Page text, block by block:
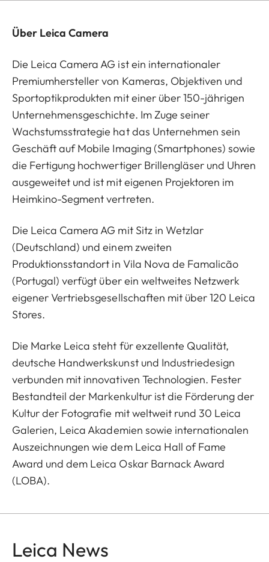
Über Leica Camera
Die Leica Camera AG ist ein internationaler
Premiumhersteller von Kameras, Objektiven und
Sportoptikprodukten mit einer über 150-jährigen
Unternehmensgeschichte. Im Zuge seiner
Wachstumsstrategie hat das Unternehmen sein
Geschäft auf Mobile Imaging (Smartphones) sowie
die Fertigung hochwertiger Brillengläser und Uhren
ausgeweitet und ist mit eigenen Projektoren im
Heimkino-Segment vertreten.
Die Leica Camera AG mit Sitz in Wetzlar
(Deutschland) und einem zweiten
Produktionsstandort in Vila Nova de Famalicão
(Portugal) verfügt über ein weltweites Netzwerk
eigener Vertriebsgesellschaften mit über 120 Leica
Stores.
Die Marke Leica steht für exzellente Qualität,
deutsche Handwerkskunst und Industriedesign
verbunden mit innovativen Technologien. Fester
Bestandteil der Markenkultur ist die Förderung der
Kultur der Fotografie mit weltweit rund 30 Leica
Galerien, Leica Akademien sowie internationalen
Auszeichnungen wie dem Leica Hall of Fame
Award und dem Leica Oskar Barnack Award
(LOBA).
Leica News